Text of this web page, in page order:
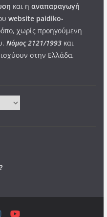
και η αναπαραγωγή
website paidiko-
χωρίς προηγούμενη
Νόμος 2121/1993και
στην Ελλάδα.